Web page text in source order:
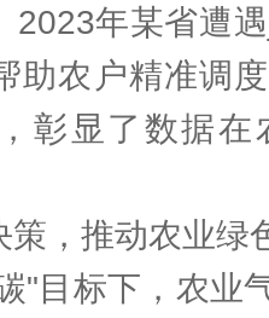
2023年某省遭
助农户精准调
彰显了数据在
，推动农业绿
标下，农业